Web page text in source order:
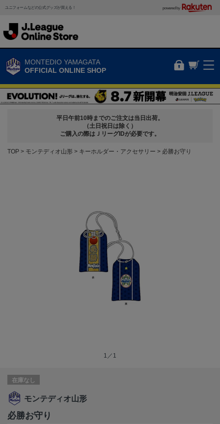
ユニフォームなどの公式グッズが買える！ powered by
MONTEDIO YAMAGATA
OFFICIAL ONLINE SHOP
平日午前10時までのご注文は当日出荷。
（土日祝日は除く）
ご購入の際はＪリーグIDが必要です。
TOP モンテディオ山形 キーホルダー・アクセサリー 必勝お守り
1／1
在庫なし
モンテディオ山形
必勝お守り